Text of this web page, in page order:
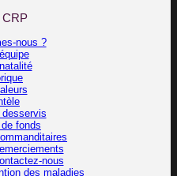
CRP
nous ?
desservis
fonds
nous
des maladies